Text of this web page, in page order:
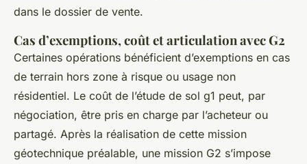
dans le dossier de vente.
Cas d’exemptions, coût et articulation avec G2
Certaines opérations bénéficient d’exemptions en cas
de terrain hors zone à risque ou usage non
résidentiel. Le coût de l’étude de sol g1 peut, par
négociation, être pris en charge par l’acheteur ou
partagé. Après la réalisation de cette mission
géotechnique préalable, une mission G2 s’impose